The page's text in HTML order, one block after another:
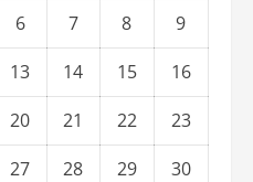
6 7 8
9
13 14 15
16
20 21 22
23
27 28 29
30